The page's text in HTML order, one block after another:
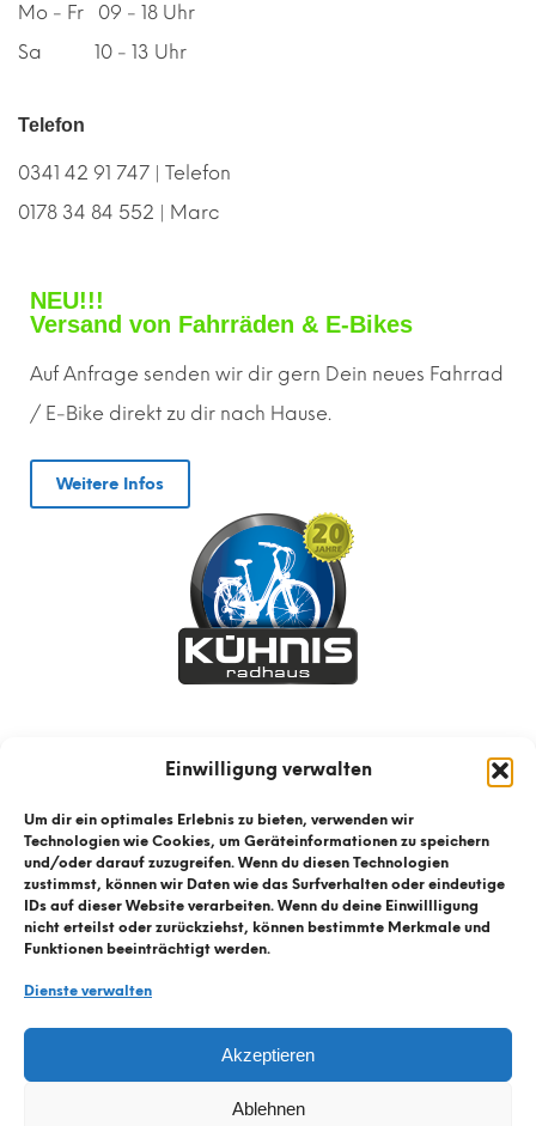
Einwilligung verwalten
Um dir ein optimales Erlebnis zu bieten, verwenden wir
Technologien wie Cookies, um Geräteinformationen zu speichern
und/oder darauf zuzugreifen. Wenn du diesen Technologien
zustimmst, können wir Daten wie das Surfverhalten oder eindeutige
IDs auf dieser Website verarbeiten. Wenn du deine Einwillligung
nicht erteilst oder zurückziehst, können bestimmte Merkmale und
Funktionen beeinträchtigt werden.
Dienste verwalten
Akzeptieren
Ablehnen
Mo - Fr 09 - 18 Uhr
Sa 10 - 13 Uhr
Telefon
0341 42 91 747 | Telefon
0178 34 84 552 | Marc
NEU!!!
Versand von Fahrräden & E-Bikes
Auf Anfrage senden wir dir gern Dein neues Fahrrad
/ E-Bike direkt zu dir nach Hause.
Weitere Infos